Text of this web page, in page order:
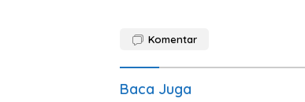
Komentar
Baca Juga